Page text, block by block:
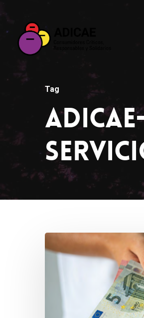
Tag